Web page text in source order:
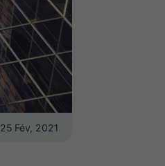
25 Fév, 2021